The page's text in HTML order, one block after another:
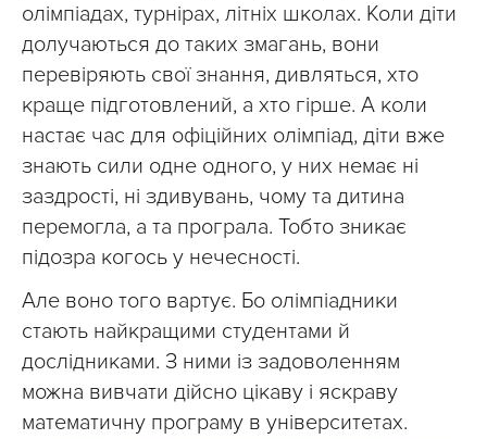
олімпіадах, турнірах, літніх школах. Коли діти
долучаються до таких змагань, вони
перевіряють свої знання, дивляться, хто
краще підготовлений, а хто гірше. А коли
настає час для офіційних олімпіад, діти вже
знають сили одне одного, у них немає ні
заздрості, ні здивувань, чому та дитина
перемогла, а та програла. Тобто зникає
підозра когось у нечесності.
Але воно того вартує. Бо олімпіадники
стають найкращими студентами й
дослідниками. З ними із задоволенням
можна вивчати дійсно цікаву і яскраву
математичну програму в університетах.